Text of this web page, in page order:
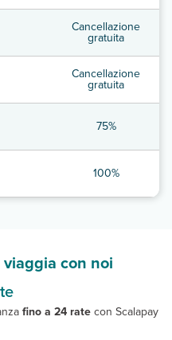
Cancellazione
gratuita
Cancellazione
gratuita
75%
100%
con noi
fino a 24 ratecon Scalapay